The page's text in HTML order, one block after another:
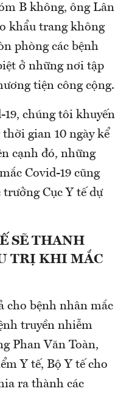
B không, ông Lân
khẩu trang không
phòng các bệnh
ở những nơi tập
tiện công cộng.
chúng tôi khuyến
gian 10 ngày kể
cạnh đó, những
Covid-19 cũng
Cục Y tế dự
SẼ THANH
TRỊ KHI MẮC
cho bệnh nhân mắc
truyền nhiễm
Phan Văn Toàn,
Y tế, Bộ Y tế cho
ra thành các